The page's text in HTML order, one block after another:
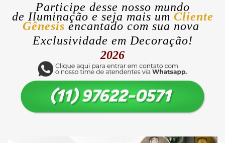
Participe desse nosso mundo
de Iluminação e seja mais um Cliente
Gênesis encantado com sua nova
Exclusividade em Decoração!
2026